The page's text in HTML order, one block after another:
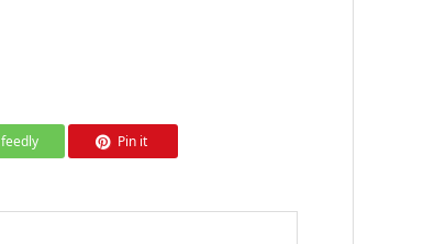
feedly Pin it